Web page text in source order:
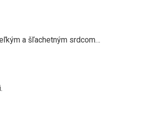
a šľachetným srdcom…